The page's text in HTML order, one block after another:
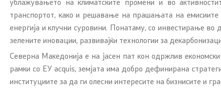
транспортот, како и решавање на прашањата на
енергија и клучни суровини. Понатаму, со инвестирање во
зелените иновации, развивајќи технологии за
Северна Македонија е на јасен пат кон одржлив
рамки со ЕУ acquis, земјата има добро дефинирана
институциите за да ги олесни интересите на бизнисите и